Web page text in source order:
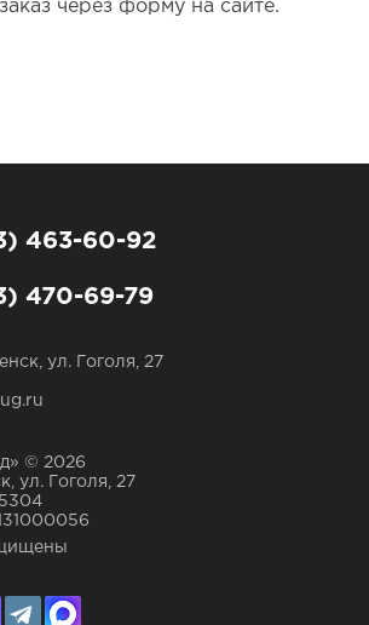
через форму на сайте.
463-60-92
470-69-79
ул. Гоголя, 27
© 2026
ул. Гоголя, 27